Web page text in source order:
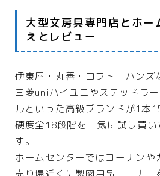
大型文房具専門店とホー
えとレビュー
伊東屋・丸善・ロフト・ハンズ
三菱uniハイユニやステッドラ
ルといった高級ブランドが1本
硬度全18段階を一気に試し買
す。
ホームセンターではコーナンや